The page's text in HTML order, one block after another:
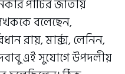
পার্টির জাতীয়
বলেছেন,
রায়, মার্ক্স, লেনিন,
এই সুযোগে উপদলীয়